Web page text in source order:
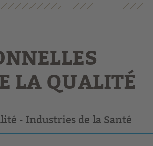
LA QUALITÉ
- Industries de la Santé